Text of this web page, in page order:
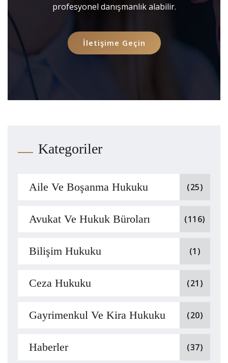
profesyonel danışmanlık alabilir.
İletişime Geçin
Kategoriler
Aile Ve Boşanma Hukuku (25)
Avukat Ve Hukuk Büroları (116)
Bilişim Hukuku (1)
Ceza Hukuku (21)
Gayrimenkul Ve Kira Hukuku (20)
Haberler (37)